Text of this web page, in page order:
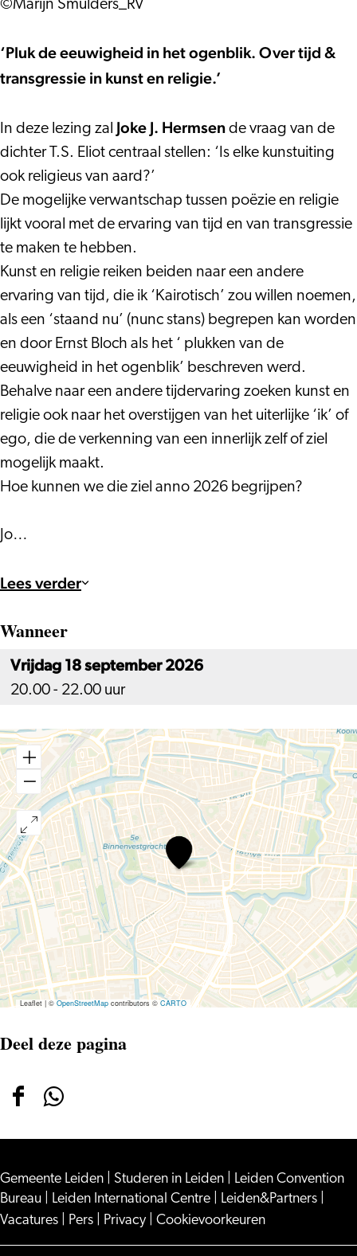
©Marijn Smulders_RV
‘Pluk de eeuwigheid in het ogenblik. Over tijd &
transgressie in kunst en religie.’
In deze lezing zal Joke J. Hermsen de vraag van de
dichter T.S. Eliot centraal stellen: ‘Is elke kunstuiting
ook religieus van aard?’
De mogelijke verwantschap tussen poëzie en religie
lijkt vooral met de ervaring van tijd en van transgressie
te maken te hebben.
Kunst en religie reiken beiden naar een andere
ervaring van tijd, die ik ‘Kairotisch’ zou willen noemen,
als een ‘staand nu’ (nunc stans) begrepen kan worden
en door Ernst Bloch als het ‘ plukken van de
eeuwigheid in het ogenblik’ beschreven werd.
Behalve naar een andere tijdervaring zoeken kunst en
religie ook naar het overstijgen van het uiterlijke ‘ik’ of
ego, die de verkenning van een innerlijk zelf of ziel
mogelijk maakt.
Hoe kunnen we die ziel anno 2026 begrijpen?
Jo…
Lees verder
Wanneer
Vrijdag 18 september 2026
20.00 - 22.00 uur
LEZING,
PLUK
DE
EEUWIGHEID
IN
HET
OGENBLIK
Leaflet| ©OpenStreetMap contributors ©CARTO
Deel deze pagina
Deel
op
Facebook
Deel
op
WhatsApp
Gemeente Leiden Studeren in Leiden
Leiden Convention
Bureau
Leiden International Centre Leiden&Partners
Vacatures
Pers Privacy Cookievoorkeuren